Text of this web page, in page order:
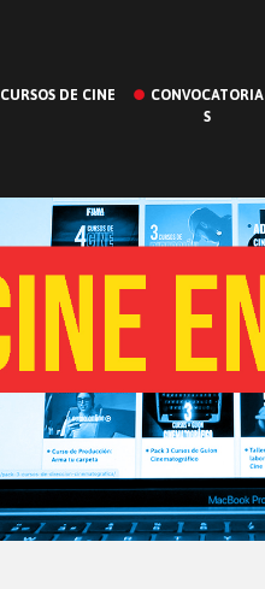
CURSOS DE CINE
CONVOCATORIA
S